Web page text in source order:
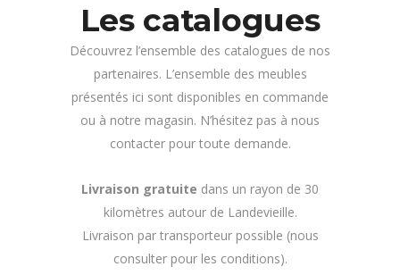
Les catalogues
Découvrez l’ensemble des catalogues de nos
partenaires. L’ensemble des meubles
présentés ici sont disponibles en commande
ou à notre magasin. N’hésitez pas à nous
contacter pour toute demande.
Livraison gratuite dans un rayon de 30
kilomètres autour de Landevieille.
Livraison par transporteur possible (nous
consulter pour les conditions).